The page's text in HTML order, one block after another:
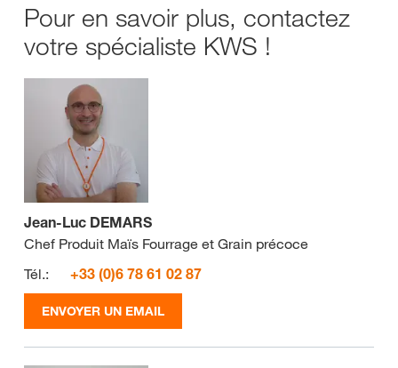
Pour en savoir plus, contactez
votre spécialiste KWS !
Jean-Luc DEMARS
Chef Produit Maïs Fourrage et Grain précoce
Tél.:
+33 (0)6 78 61 02 87
ENVOYER UN EMAIL